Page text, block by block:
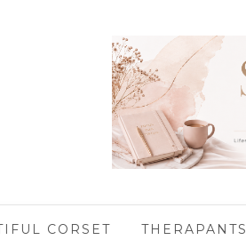
CORSET THERAPANTS